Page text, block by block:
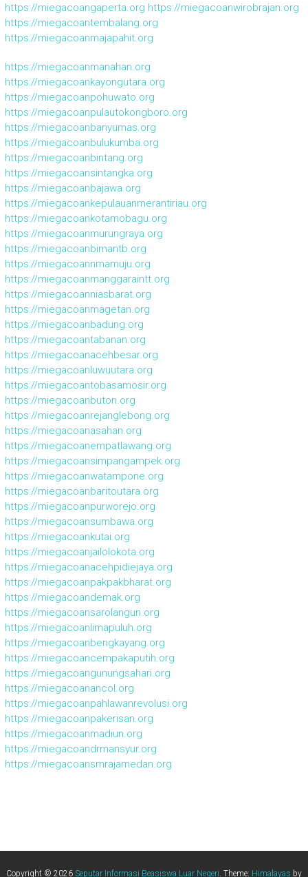
https://miegacoangaperta.org https://miegacoanwirobrajan.org
https://miegacoantembalang.org
https://miegacoanmajapahit.org
https://miegacoanmanahan.org
https://miegacoankayongutara.org
https://miegacoanpohuwato.org
https://miegacoanpulautokongboro.org
https://miegacoanbanyumas.org
https://miegacoanbulukumba.org
https://miegacoanbintang.org
https://miegacoansintangka.org
https://miegacoanbajawa.org
https://miegacoankepulauanmerantiriau.org
https://miegacoankotamobagu.org
https://miegacoanmurungraya.org
https://miegacoanbimantb.org
https://miegacoannmamuju.org
https://miegacoanmanggaraintt.org
https://miegacoanniasbarat.org
https://miegacoanmagetan.org
https://miegacoanbadung.org
https://miegacoantabanan.org
https://miegacoanacehbesar.org
https://miegacoanluwuutara.org
https://miegacoantobasamosir.org
https://miegacoanbuton.org
https://miegacoanrejanglebong.org
https://miegacoanasahan.org
https://miegacoanempatlawang.org
https://miegacoansimpangampek.org
https://miegacoanwatampone.org
https://miegacoanbaritoutara.org
https://miegacoanpurworejo.org
https://miegacoansumbawa.org
https://miegacoankutai.org
https://miegacoanjailolokota.org
https://miegacoanacehpidiejaya.org
https://miegacoanpakpakbharat.org
https://miegacoandemak.org
https://miegacoansarolangun.org
https://miegacoanlimapuluh.org
https://miegacoanbengkayang.org
https://miegacoancempakaputih.org
https://miegacoangunungsahari.org
https://miegacoanancol.org
https://miegacoanpahlawanrevolusi.org
https://miegacoanpakerisan.org
https://miegacoanmadiun.org
https://miegacoandrmansyur.org
https://miegacoansmrajamedan.org
Copyright © 2026 Seputar Informasi Beasiswa Luar Negeri. Theme: Himalayas by